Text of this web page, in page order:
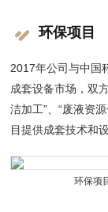
环保项目
2017年公司与中国
成套设备市场，双
洁加工”、“废液资
目提供成套技术和设
环保项